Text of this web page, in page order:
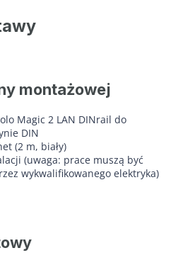
montażowej
Magic 2 LAN DINrail do
DIN
(2 m, biały)
(uwaga: prace muszą być
wykwalifikowanego elektryka)